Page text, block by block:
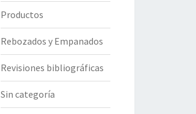
Productos
Rebozados y Empanados
Revisiones bibliográficas
Sin categoría